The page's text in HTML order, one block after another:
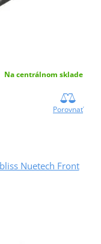
Na centrálnom sklade
Porovnať
Nuetech Front